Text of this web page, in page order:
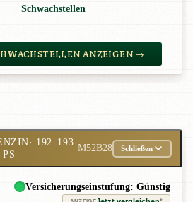
Schwachstellen
ANZEIGEN →
· 192–193
PS
M52B28 Schließen
Versicherungseinstufung: Günstig